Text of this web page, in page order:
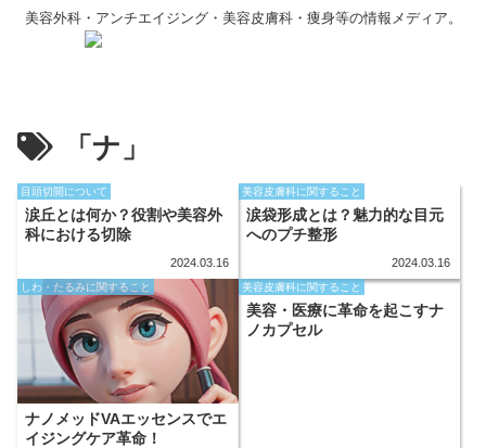
美容外科・アンチエイジング・美容皮膚科・痩身等の情報メディア。
「ナ」
目頭切開について
涙丘とは何か？役割や美容外
科における切除
2024.03.16
美容皮膚科に関すること
涙袋形成とは？魅力的な目元
へのプチ整形
2024.03.16
しわ・たるみに関すること
ナノメッドVAエッセンスでエ
イジングケア革命！
美容皮膚科に関すること
美容・医療に革命を起こすナ
ノカプセル